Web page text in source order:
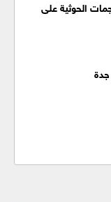
الحوثية على